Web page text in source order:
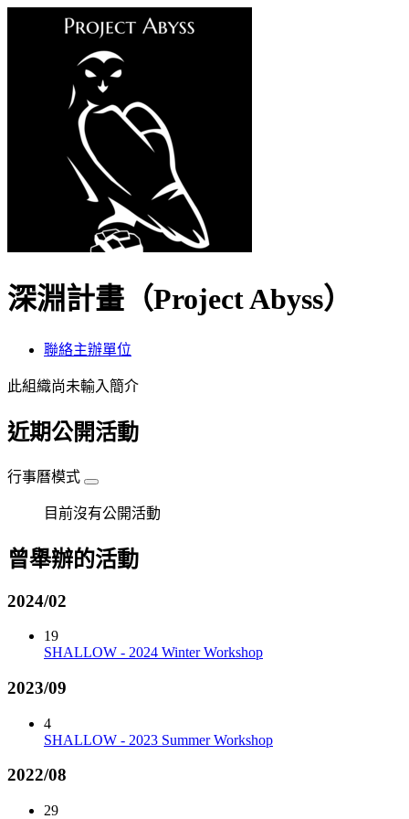
深淵計畫（Project Abyss）
聯絡主辦單位
此組織尚未輸入簡介
近期公開活動
行事曆模式
目前沒有公開活動
曾舉辦的活動
2024/02
19
SHALLOW - 2024 Winter Workshop
2023/09
4
SHALLOW - 2023 Summer Workshop
2022/08
29